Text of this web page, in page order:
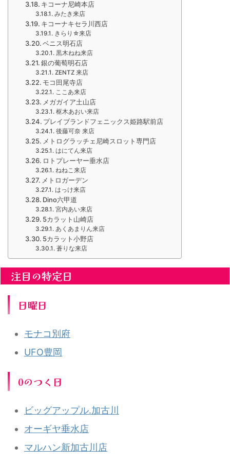
キコーナ尼崎本店
みたき来店
キコーナキセラ川西店
きらり☆来店
ベニス明石店
黒木ねね来店
銀の葡萄明石店
ZENTZ 来店
モコ田尾寺店
ここあ来店
メガガイア土山店
枢木あおい来店
プレイブランドフェニックス姫路駅前店
後藤可奈 来店
メトログラッチェ尼崎スロット専門店
はにてん来店
ロトプレーヤー垂水店
ねねこ来店
メトロガーデン
はっけ来店
Dino六甲道
宮内あい来店
5カラット山崎店
あくあまりん来店
5カラット小野店
蒼りな来店
注目の特定日
日曜日
モナコ別府
UFO豊岡
0のつく日
ビッグアップル.加古川
オーギヤ垂水店
マルハン新加古川店